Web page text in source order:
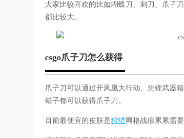
大家比较喜欢的比如蝴蝶刀、刺刀、爪子
都比较大。
csgo爪子刀怎么获得
爪子刀可以通过开凤凰大行动、先锋武器
箱子都可以获得爪子刀。
目前最便宜的皮肤是狩猎网格战痕累累需要